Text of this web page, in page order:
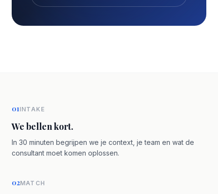
01INTAKE
We bellen kort.
In 30 minuten begrijpen we je context, je team en wat de
consultant moet komen oplossen.
02MATCH